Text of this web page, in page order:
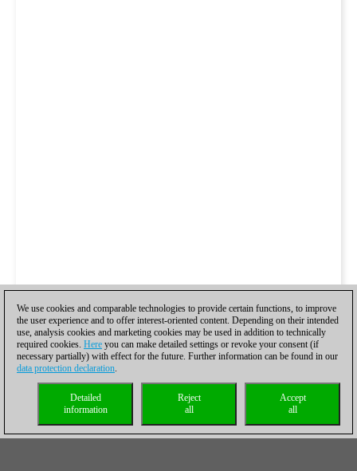
We use cookies and comparable technologies to provide certain functions, to improve
the user experience and to offer interest-oriented content. Depending on their intended
use, analysis cookies and marketing cookies may be used in addition to technically
required cookies. Here you can make detailed settings or revoke your consent (if
necessary partially) with effect for the future. Further information can be found in our
data protection declaration.
Accept
all
Reject
all
Detailed
information